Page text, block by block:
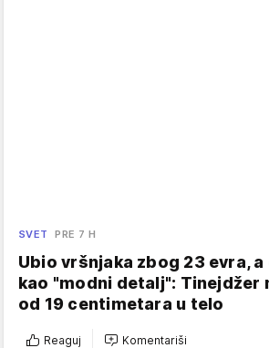
SVET PRE 7 H
Ubio vršnjaka zbog 23 evra,
kao "modni detalj": Tinejdžer
od 19 centimetara u telo
Reaguj Komentariši